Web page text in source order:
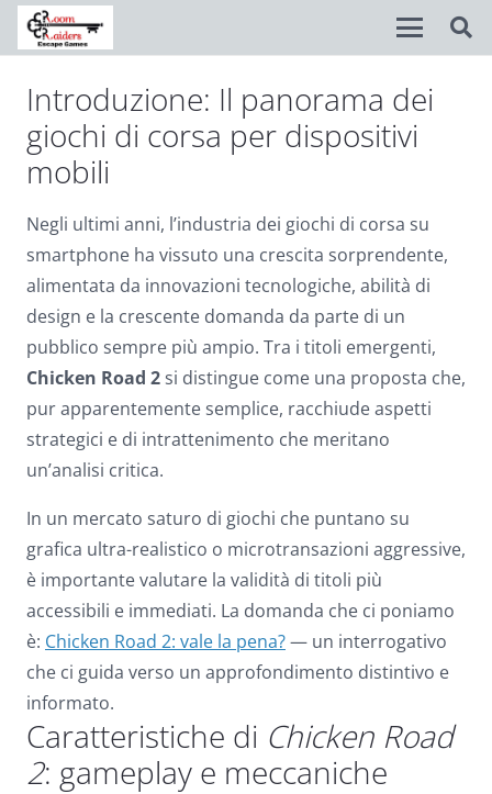
Introduzione: Il panorama dei
giochi di corsa per dispositivi
mobili
Negli ultimi anni, l’industria dei giochi di corsa su
smartphone ha vissuto una crescita sorprendente,
alimentata da innovazioni tecnologiche, abilità di
design e la crescente domanda da parte di un
pubblico sempre più ampio. Tra i titoli emergenti,
Chicken Road 2 si distingue come una proposta che,
pur apparentemente semplice, racchiude aspetti
strategici e di intrattenimento che meritano
un’analisi critica.
In un mercato saturo di giochi che puntano su
grafica ultra-realistico o microtransazioni aggressive,
è importante valutare la validità di titoli più
accessibili e immediati. La domanda che ci poniamo
è: Chicken Road 2: vale la pena?— un interrogativo
che ci guida verso un approfondimento distintivo e
informato.
Caratteristiche di Chicken Road
2: gameplay e meccaniche
visibility_off Disable flashes
title Mark headings
Zoom out
zoom_in Zoom in
remove_circle_outline
add_circle_outline Increase font
spellcheck Readable font
brightness_high Bright contrast
Dark contrast
format_underlined Underline links
font_download
Mark links
Reset
all
cached